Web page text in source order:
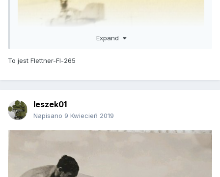
Expand
To jest Flettner-Fl-265
leszek01
Napisano 9 Kwiecień 2019